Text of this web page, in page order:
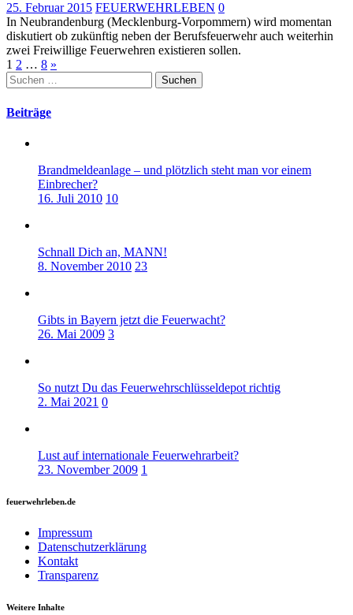
25. Februar 2015 FEUERWEHRLEBEN 0
In Neubrandenburg (Mecklenburg-Vorpommern) wird momentan
diskutiert ob zukünftig neben der Berufsfeuerwehr auch weiterhin
zwei Freiwillige Feuerwehren existieren sollen.
Seitennummerierung
der
Beiträge
1 2 … 8 »
Suchen
nach:
Beiträge
Brandmeldeanlage – und plötzlich steht man vor einem
Einbrecher?
16. Juli 2010 10
Schnall Dich an, MANN!
8. November 2010 23
Gibts in Bayern jetzt die Feuerwacht?
26. Mai 2009 3
So nutzt Du das Feuerwehrschlüsseldepot richtig
2. Mai 2021 0
Lust auf internationale Feuerwehrarbeit?
23. November 2009 1
feuerwehrleben.de
Impressum
Datenschutzerklärung
Kontakt
Transparenz
Weitere Inhalte